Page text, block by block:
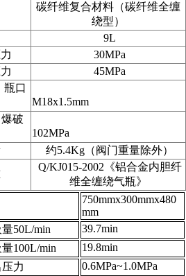
碳纤维复合材料（碳纤维全缠
绕型）
9L
30MPa
45MPa
M18x1.5mm
102MPa
约5.4Kg（阀门重量除外）
Q/KJ015-2002《铝合金内胆纤
维全缠绕气瓶》
750mmx300mmx480
mm
50L/min
39.7min
100L/min
19.8min
力 0.6MPa~1.0MPa